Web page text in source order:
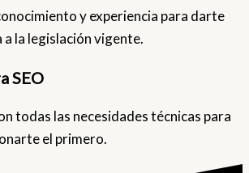
y experiencia para darte
a la legislación vigente.
SEO
todas las necesidades técnicas para
el primero.